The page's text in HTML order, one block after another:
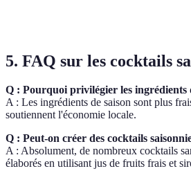
5. FAQ sur les cocktails
Q : Pourquoi privilégier les ingrédients
A : Les ingrédients de saison sont plus
soutiennent l'économie locale.
Q : Peut-on créer des cocktails
A : Absolument, de nombreux cocktails
élaborés en utilisant jus de fruits frais et